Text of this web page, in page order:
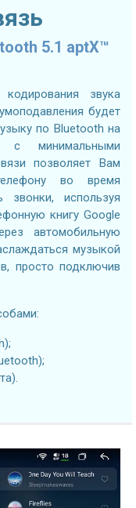
5.1 aptX™
звука
будет
по Bluetooth на
с минимальными
позволяет Вам
во время
используя
книгу Google
автомобильную
музыкой
просто подключив